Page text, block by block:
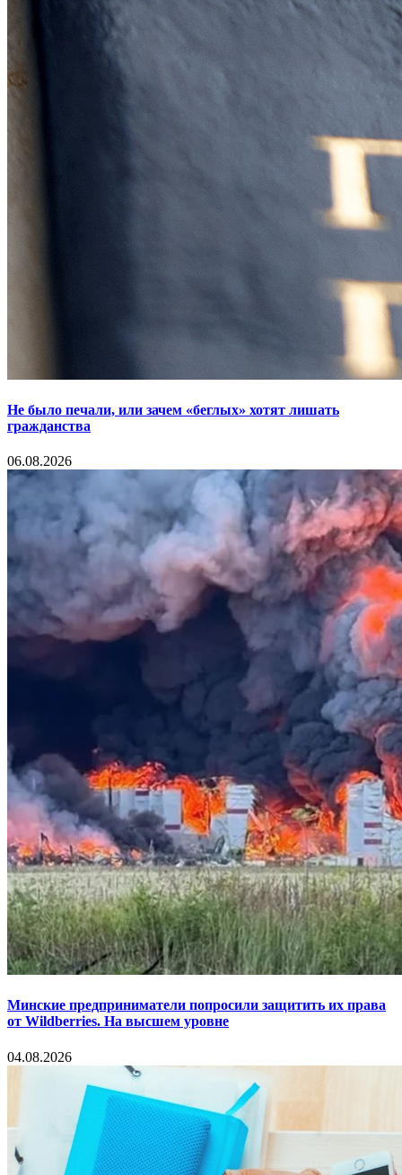
Не было печали, или зачем «беглых» хотят лишать
гражданства
06.08.2026
Минские предприниматели попросили защитить их права
от Wildberries. На высшем уровне
04.08.2026